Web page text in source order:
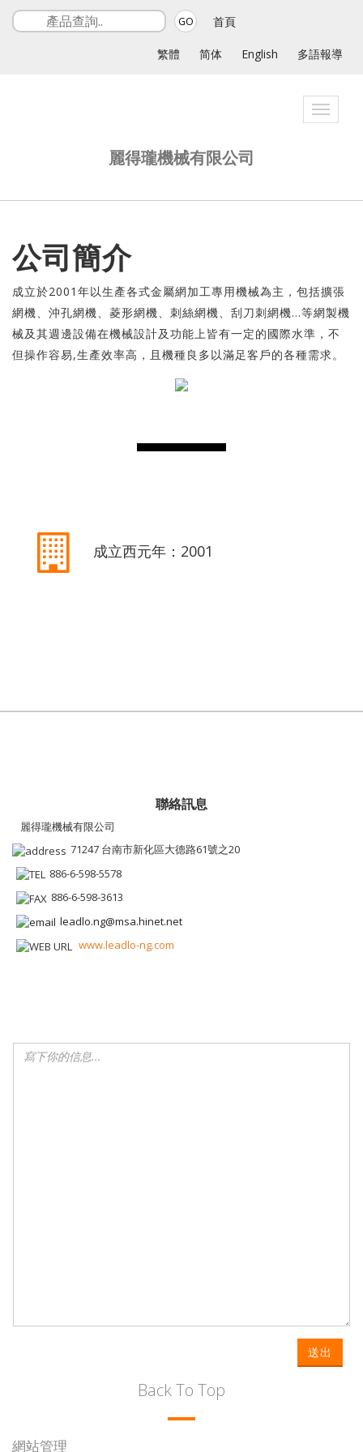
GO 首頁
繁體 简体 English 多語報導
Toggle
麗得瓏機械有限公司
公司簡介
成立於2001年以生產各式金屬網加工專用機械為主，包括擴張
網機、沖孔網機、菱形網機、刺絲網機、刮刀刺網機…等網製機
械及其週邊設備在機械設計及功能上皆有一定的國際水準，不
但操作容易,生產效率高，且機種良多以滿足客戶的各種需求。
成立西元年：2001
聯絡訊息
麗得瓏機械有限公司
71247 台南市新化區大德路61號之20
886-6-598-5578
886-6-598-3613
leadlo.ng@msa.hinet.net
www.leadlo-ng.com
送出
Back To Top
網站管理